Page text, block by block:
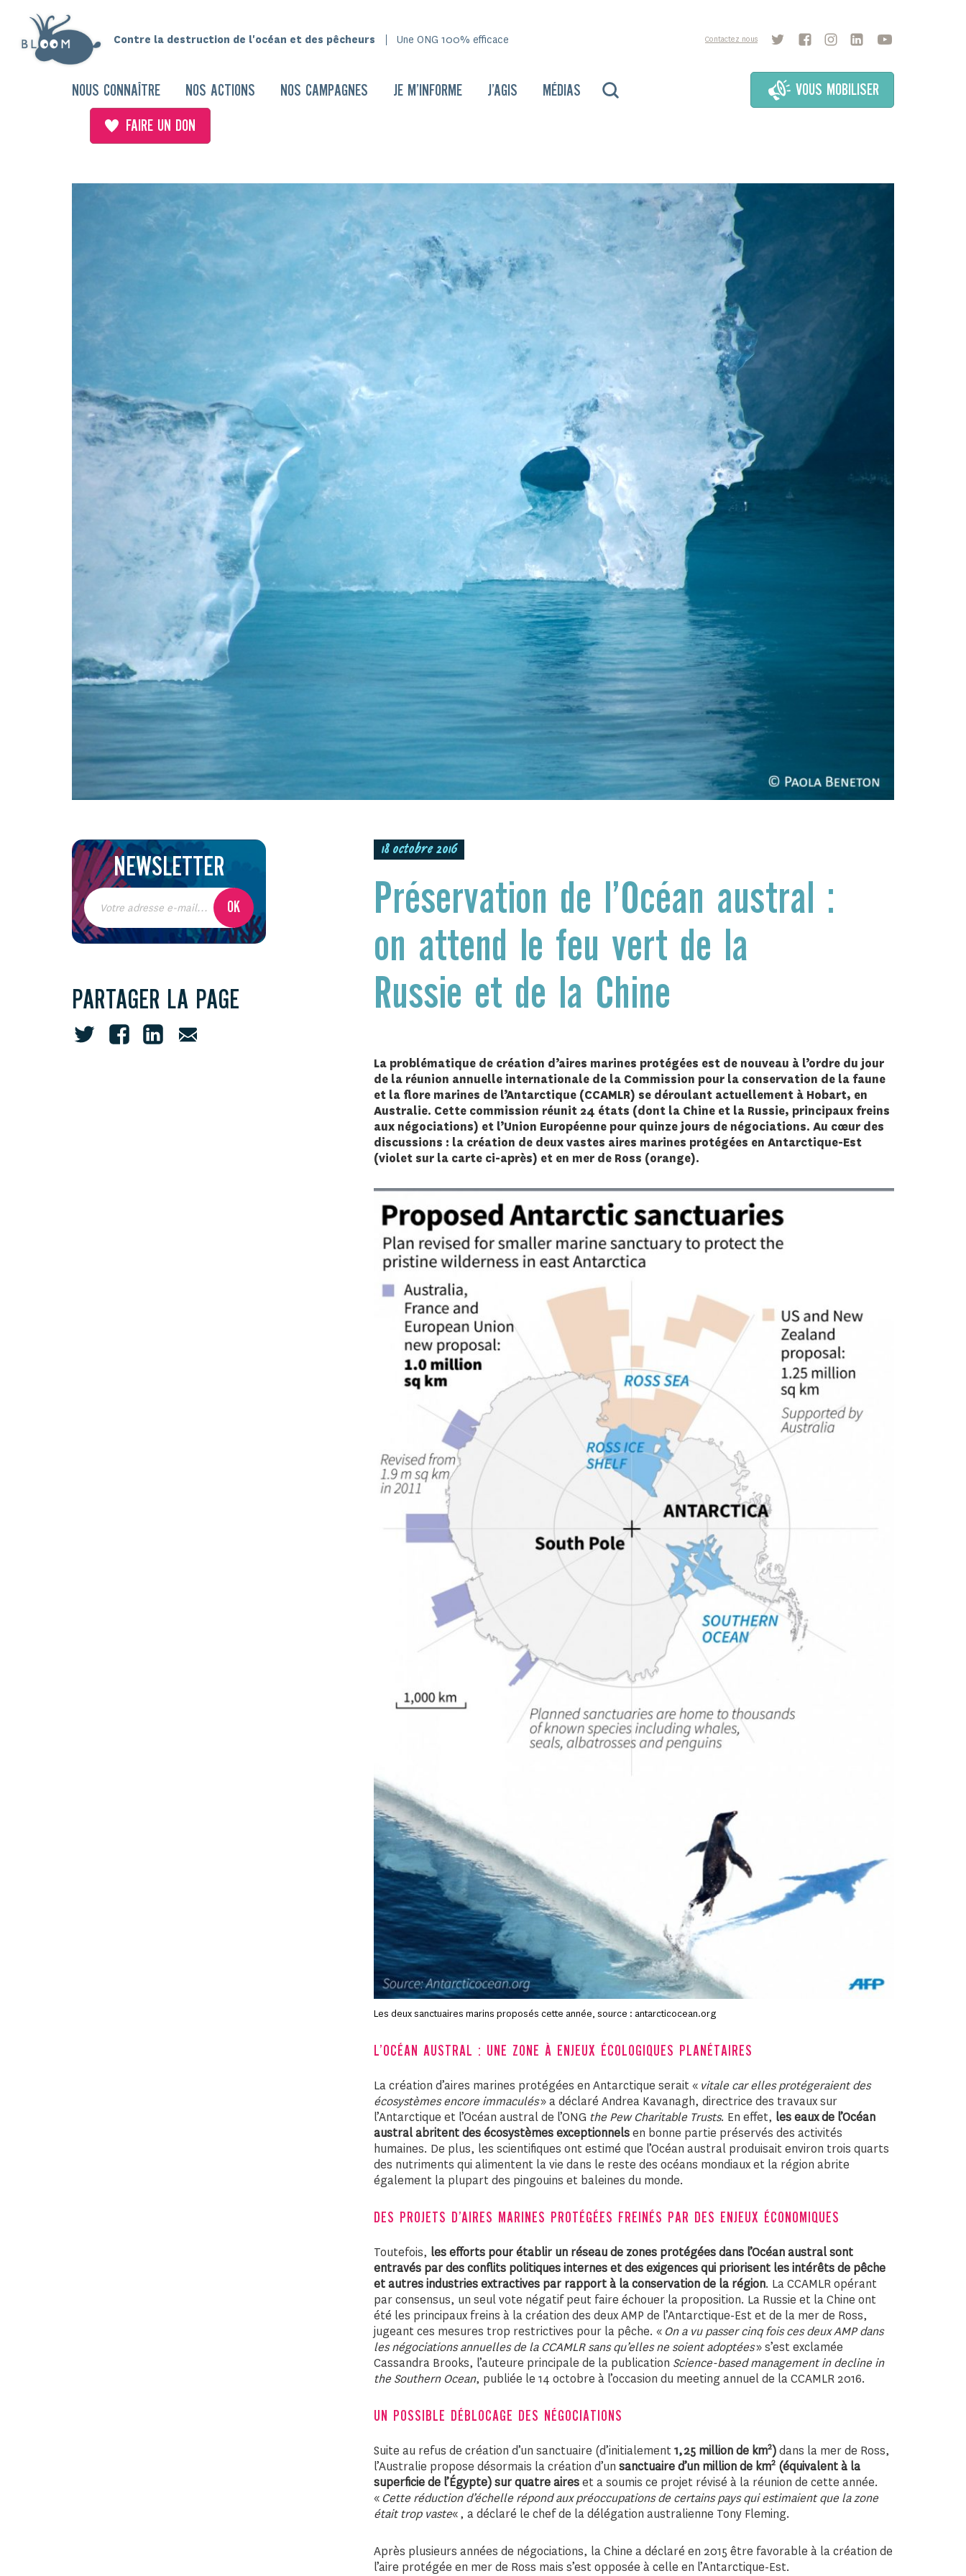
Contre la destruction de l'océan et des pêcheurs Une ONG 100% efficace Contactez nous
NOUS CONNAÎTRE NOS ACTIONS NOS CAMPAGNES JE M’INFORME J’AGIS MÉDIAS VOUS MOBILISER
FAIRE UN DON
NEWSLETTER
PARTAGER LA PAGE
18 octobre 2016
Préservation de l’Océan austral :
on attend le feu vert de la
Russie et de la Chine
La problématique de création d’aires marines protégées est de nouveau à l’ordre du jour
de la réunion annuelle internationale de la Commission pour la conservation de la faune
et la flore marines de l’Antarctique (CCAMLR) se déroulant actuellement à Hobart, en
Australie. Cette commission réunit 24 états (dont la Chine et la Russie, principaux freins
aux négociations) et l’Union Européenne pour quinze jours de négociations. Au cœur des
discussions : la création de deux vastes aires marines protégées en Antarctique-Est
(violet sur la carte ci-après) et en mer de Ross (orange).
Les deux sanctuaires marins proposés cette année, source : antarcticocean.org
L’OCÉAN AUSTRAL : UNE ZONE À ENJEUX ÉCOLOGIQUES PLANÉTAIRES
La création d’aires marines protégées en Antarctique serait « vitale car elles protégeraient des
écosystèmes encore immaculés» a déclaré Andrea Kavanagh, directrice des travaux sur
l’Antarctique et l’Océan austral de l’ONG the Pew Charitable Trusts. En effet, les eaux de l’Océan
austral abritent des écosystèmes exceptionnelsen bonne partie préservés des activités
humaines. De plus, les scientifiques ont estimé que l’Océan austral produisait environ trois quarts
des nutriments qui alimentent la vie dans le reste des océans mondiaux et la région abrite
également la plupart des pingouins et baleines du monde.
DES PROJETS D’AIRES MARINES PROTÉGÉES FREINÉS PAR DES ENJEUX ÉCONOMIQUES
Toutefois, les efforts pour établir un réseau de zones protégées dans l’Océan austral sont
entravés par des conflits politiques internes et des exigences qui priorisent les intérêts de pêche
et autres industries extractives par rapport à la conservation de la région. La CCAMLR opérant
par consensus, un seul vote négatif peut faire échouer la proposition. La Russie et la Chine ont
été les principaux freins à la création des deux AMP de l’Antarctique-Est et de la mer de Ross,
jugeant ces mesures trop restrictives pour la pêche. «On a vu passer cinq fois ces deux AMP dans
les négociations annuelles de la CCAMLR sans qu’elles ne soient adoptées» s’est exclamée
Cassandra Brooks, l’auteure principale de la publication Science-based management in decline in
the Southern Ocean, publiée le 14 octobre à l’occasion du meeting annuel de la CCAMLR 2016.
UN POSSIBLE DÉBLOCAGE DES NÉGOCIATIONS
Suite au refus de création d’un sanctuaire (d’initialement1,25 million de km2)dans la mer de Ross,
l’Australie propose désormais la création d’un sanctuaire d’un million de km2 (équivalent à la
superficie de l’Égypte) sur quatre aireset a soumis ce projet révisé à la réunion de cette année.
«Cette réduction d’échelle répond aux préoccupations de certains pays qui estimaient que la zone
était trop vaste« , a déclaré le chef de la délégation australienne Tony Fleming.
Après plusieurs années de négociations, la Chine a déclaré en 2015 être favorable à la création de
l’aire protégée en mer de Ross mais s’est opposée à celle en l’Antarctique-Est.